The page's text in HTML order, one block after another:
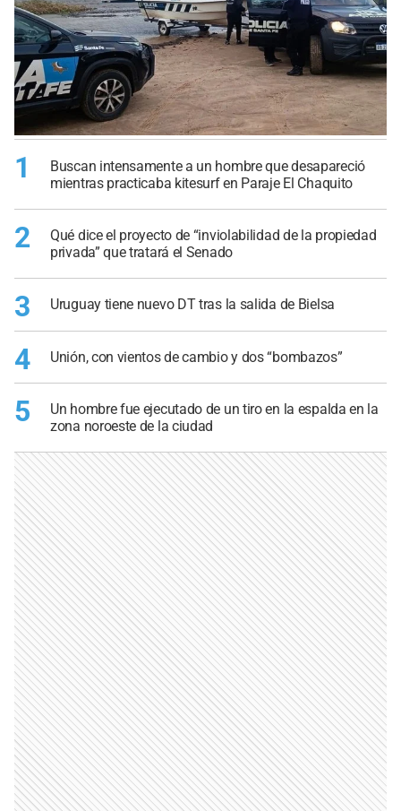
1
Buscan intensamente a un hombre que desapareció
mientras practicaba kitesurf en Paraje El Chaquito
2
Qué dice el proyecto de “inviolabilidad de la propiedad
privada” que tratará el Senado
3 Uruguay tiene nuevo DT tras la salida de Bielsa
4 Unión, con vientos de cambio y dos “bombazos”
5
Un hombre fue ejecutado de un tiro en la espalda en la
zona noroeste de la ciudad